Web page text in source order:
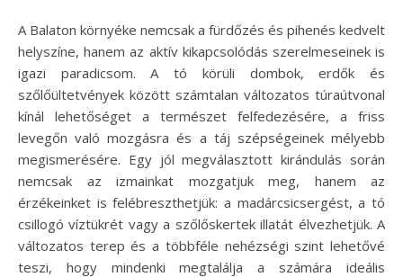
A Balaton környéke nemcsak a fürdőzés és pihenés kedvelt
helyszíne, hanem az aktív kikapcsolódás szerelmeseinek is
igazi paradicsom. A tó körüli dombok, erdők és
szőlőültetvények között számtalan változatos túraútvonal
kínál lehetőséget a természet felfedezésére, a friss
levegőn való mozgásra és a táj szépségeinek mélyebb
megismerésére. Egy jól megválasztott kirándulás során
nemcsak az izmainkat mozgatjuk meg, hanem az
érzékeinket is felébreszthetjük: a madárcsicsergést, a tó
csillogó víztükrét vagy a szőlőskertek illatát élvezhetjük. A
változatos terep és a többféle nehézségi szint lehetővé
teszi, hogy mindenki megtalálja a számára ideális